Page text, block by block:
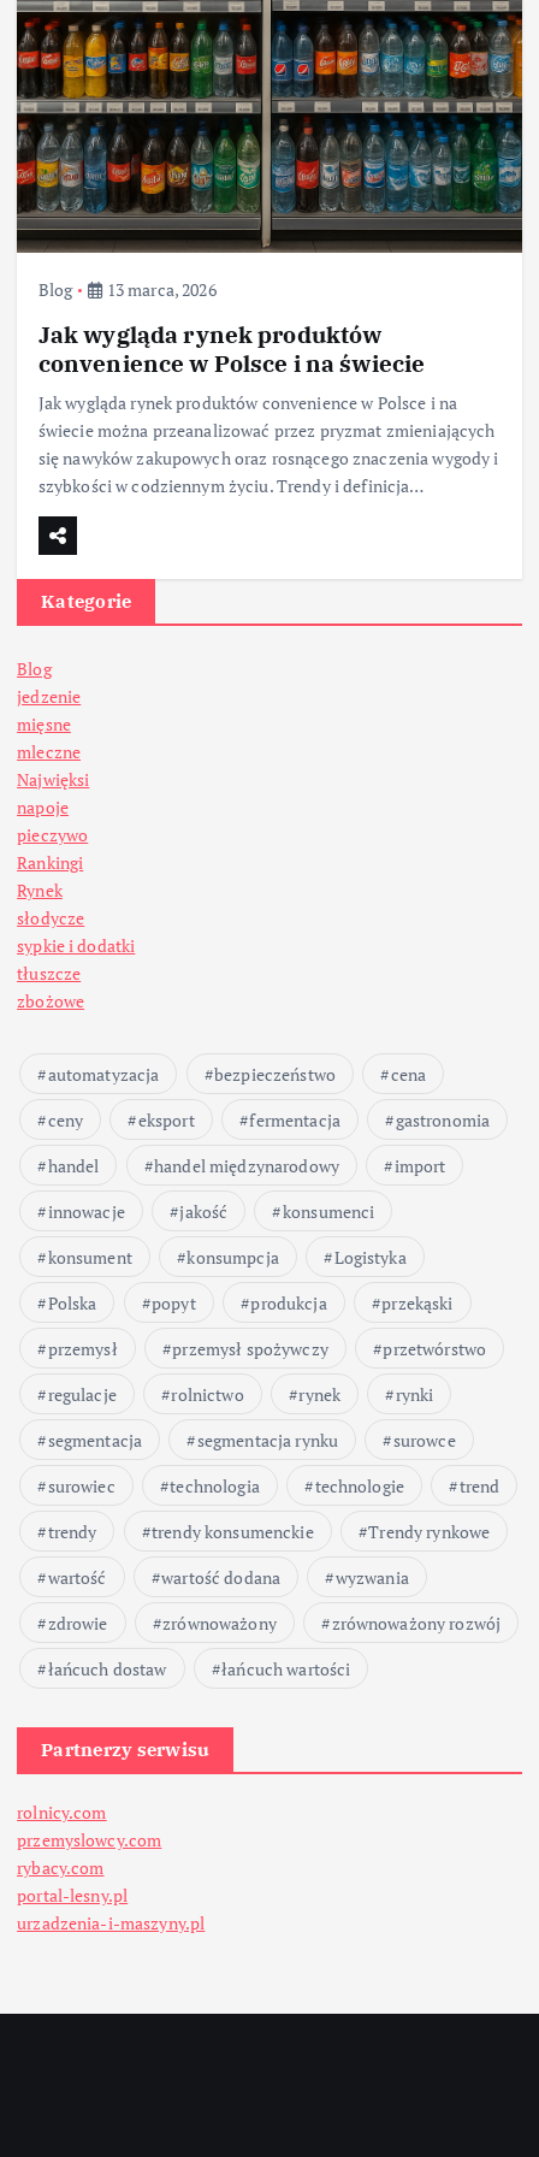
Blog 13 marca, 2026
Jak wygląda rynek produktów
convenience w Polsce i na świecie
Jak wygląda rynek produktów convenience w Polsce i na
świecie można przeanalizować przez pryzmat zmieniających
się nawyków zakupowych oraz rosnącego znaczenia wygody i
szybkości w codziennym życiu. Trendy i definicja…
Kategorie
Blog
jedzenie
mięsne
mleczne
Najwięksi
napoje
pieczywo
Rankingi
Rynek
słodycze
sypkie i dodatki
tłuszcze
zbożowe
automatyzacja bezpieczeństwo
cena
ceny
eksport fermentacja
gastronomia
handel
handel międzynarodowy
import
innowacje
jakość
konsumenci
konsument
konsumpcja
Logistyka
Polska
popyt produkcja
przekąski
przemysł
przemysł spożywczy
przetwórstwo
regulacje
rolnictwo rynek
rynki
segmentacja
segmentacja rynku
surowce
surowiec
technologia technologie
trend
trendy
trendy konsumenckie
Trendy rynkowe
wartość
wartość dodana
wyzwania
zdrowie
zrównoważony
zrównoważony rozwój
łańcuch dostaw
łańcuch wartości
Partnerzy serwisu
rolnicy.com
przemyslowcy.com
rybacy.com
portal-lesny.pl
urzadzenia-i-maszyny.pl